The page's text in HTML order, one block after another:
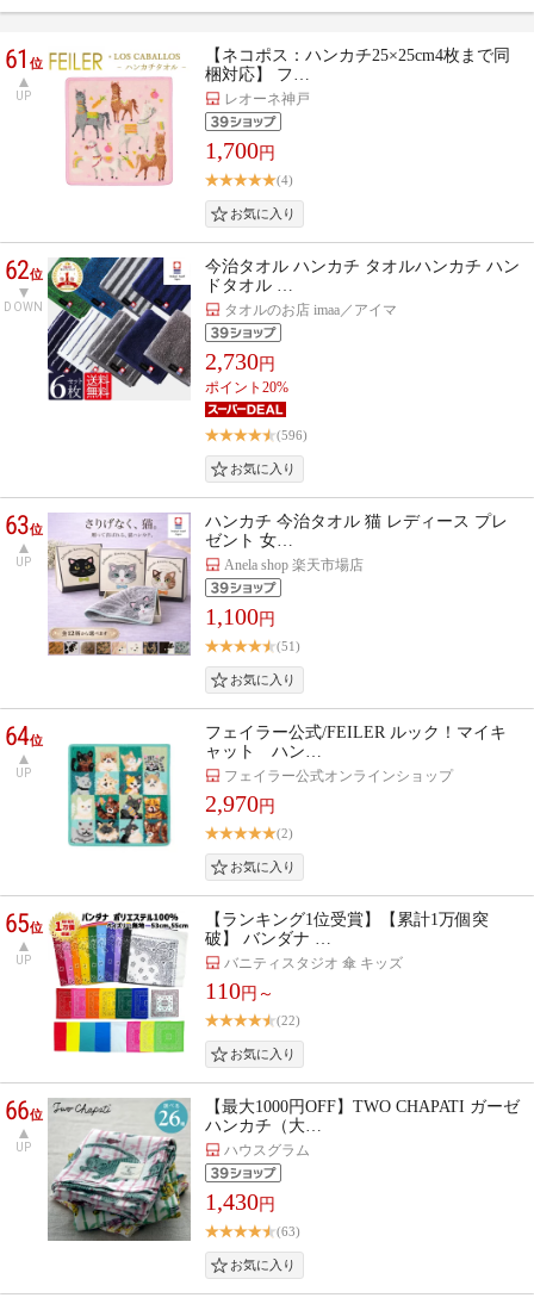
61位
UP
【ネコポス：ハンカチ25×25cm4枚まで同
梱対応】 フ…
レオーネ神戸
1,700円
(4)
62位
DOWN
今治タオル ハンカチ タオルハンカチ ハン
ドタオル …
タオルのお店 imaa／アイマ
2,730円
ポイント20%
(596)
63位
UP
ハンカチ 今治タオル 猫 レディース プレ
ゼント 女…
Anela shop 楽天市場店
1,100円
(51)
64位
UP
フェイラー公式/FEILER ルック！マイキ
ャット ハン…
フェイラー公式オンラインショップ
2,970円
(2)
65位
UP
【ランキング1位受賞】【累計1万個突
破】 バンダナ …
バニティスタジオ 傘 キッズ
110円～
(22)
66位
UP
【最大1000円OFF】TWO CHAPATI ガーゼ
ハンカチ（大…
ハウスグラム
1,430円
(63)